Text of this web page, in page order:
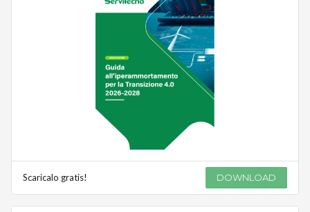
Scaricalo gratis! DOWNLOAD